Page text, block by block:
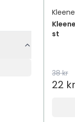
st
38 kr
22 kr